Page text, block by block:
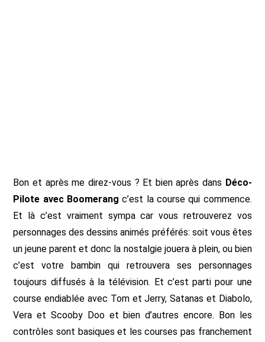
Bon et après me direz-vous ? Et bien après dans Déco-
Pilote avec Boomerang c’est la course qui commence.
Et là c’est vraiment sympa car vous retrouverez vos
personnages des dessins animés préférés: soit vous êtes
un jeune parent et donc la nostalgie jouera à plein, ou bien
c’est votre bambin qui retrouvera ses personnages
toujours diffusés à la télévision. Et c’est parti pour une
course endiablée avec Tom et Jerry, Satanas et Diabolo,
Vera et Scooby Doo et bien d’autres encore. Bon les
contrôles sont basiques et les courses pas franchement